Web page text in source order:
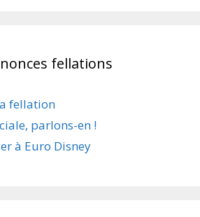
fellations
fellation
parlons-en !
à Euro Disney